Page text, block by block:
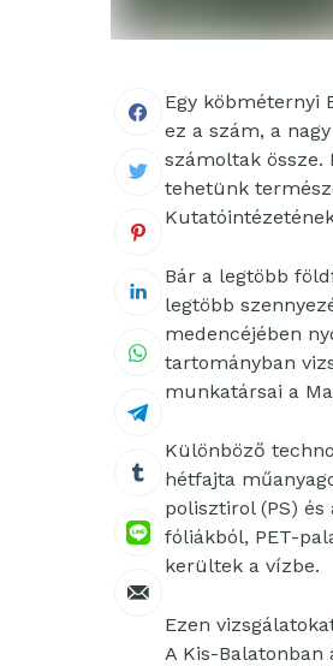
Egy köbméternyi
ez a szám, a
számoltak össze.
tehetünk
Bár a legtöbb
legtöbb
medencéjében
tartományban
munkatársai a
Különböző
hétfajta
polisztirol (PS)
fóliákból, PET-
kerültek a vízbe.
Ezen
A Kis-